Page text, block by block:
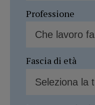
Professione
Fascia di età